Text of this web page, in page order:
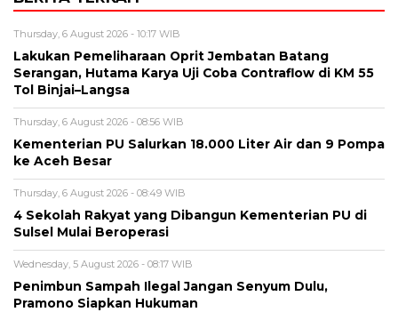
Thursday, 6 August 2026 - 10:17 WIB
Lakukan Pemeliharaan Oprit Jembatan Batang
Serangan, Hutama Karya Uji Coba Contraflow di KM 55
Tol Binjai–Langsa
Thursday, 6 August 2026 - 08:56 WIB
Kementerian PU Salurkan 18.000 Liter Air dan 9 Pompa
ke Aceh Besar
Thursday, 6 August 2026 - 08:49 WIB
4 Sekolah Rakyat yang Dibangun Kementerian PU di
Sulsel Mulai Beroperasi
Wednesday, 5 August 2026 - 08:17 WIB
Penimbun Sampah Ilegal Jangan Senyum Dulu,
Pramono Siapkan Hukuman